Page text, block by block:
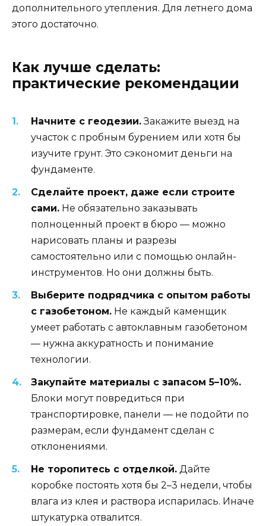
дополнительного утепления. Для летнего дома
этого достаточно.
Как лучше сделать:
практические рекомендации
Начните с геодезии.Закажите выезд на
участок с пробным бурением или хотя бы
изучите грунт. Это сэкономит деньги на
фундаменте.
Сделайте проект, даже если строите
сами. Не обязательно заказывать
полноценный проект в бюро — можно
нарисовать планы и разрезы
самостоятельно или с помощью онлайн-
инструментов. Но они должны быть.
Выберите подрядчика с опытом работы
с газобетоном. Не каждый каменщик
умеет работать с автоклавным газобетоном
— нужна аккуратность и понимание
технологии.
Закупайте материалы с запасом 5–10%.
Блоки могут повредиться при
транспортировке, панели — не подойти по
размерам, если фундамент сделан с
отклонениями.
Не торопитесь с отделкой. Дайте
коробке постоять хотя бы 2–3 недели, чтобы
влага из клея и раствора испарилась. Иначе
штукатурка отвалится.